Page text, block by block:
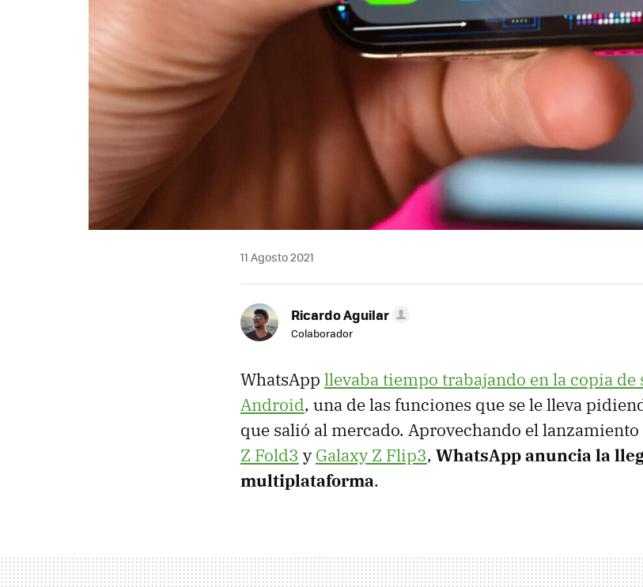
11 Agosto 2021
Ricardo Aguilar
Colaborador
WhatsApp llevaba tiempo trabajando en la copia de
Android, una de las funciones que se le lleva
que salió al mercado. Aprovechando el lanzamiento
Z Fold3 yGalaxy Z Flip3, WhatsApp anuncia la
multiplataforma.